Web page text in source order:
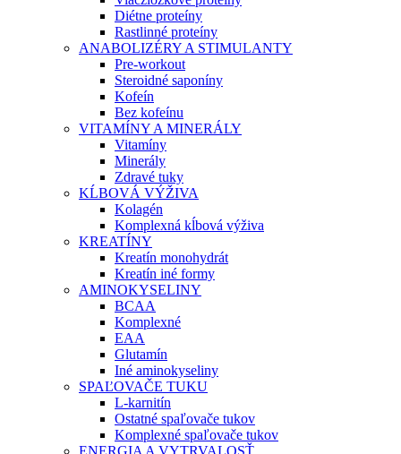
Diétne proteíny
Rastlinné proteíny
ANABOLIZÉRY A STIMULANTY
Pre-workout
Steroidné saponíny
Kofeín
Bez kofeínu
VITAMÍNY A MINERÁLY
Vitamíny
Minerály
Zdravé tuky
KĹBOVÁ VÝŽIVA
Kolagén
Komplexná kĺbová výživa
KREATÍNY
Kreatín monohydrát
Kreatín iné formy
AMINOKYSELINY
BCAA
Komplexné
EAA
Glutamín
Iné aminokyseliny
SPAĽOVAČE TUKU
L-karnitín
Ostatné spaľovače tukov
Komplexné spaľovače tukov